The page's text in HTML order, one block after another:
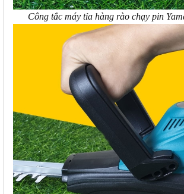
Công tắc máy tỉa hàng rào chạy pin